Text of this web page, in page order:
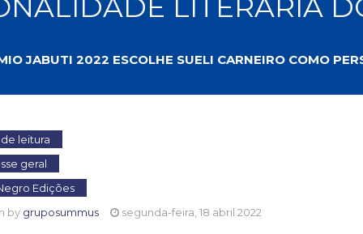
Biografias, Depoimentos, Vivências (104)
Economia, Negócios (31)
Psicodrama (200)
Puericultura (23)
Religião, Espiritualidade, Filosofia (63)
Televisão (22)
LITERÁRIA
JABUTI 2022 ESCOLHE SUELI CARNEIRO COMO
leitura
geral
Edições
by gruposummus segunda-feira, 18 abril 2022